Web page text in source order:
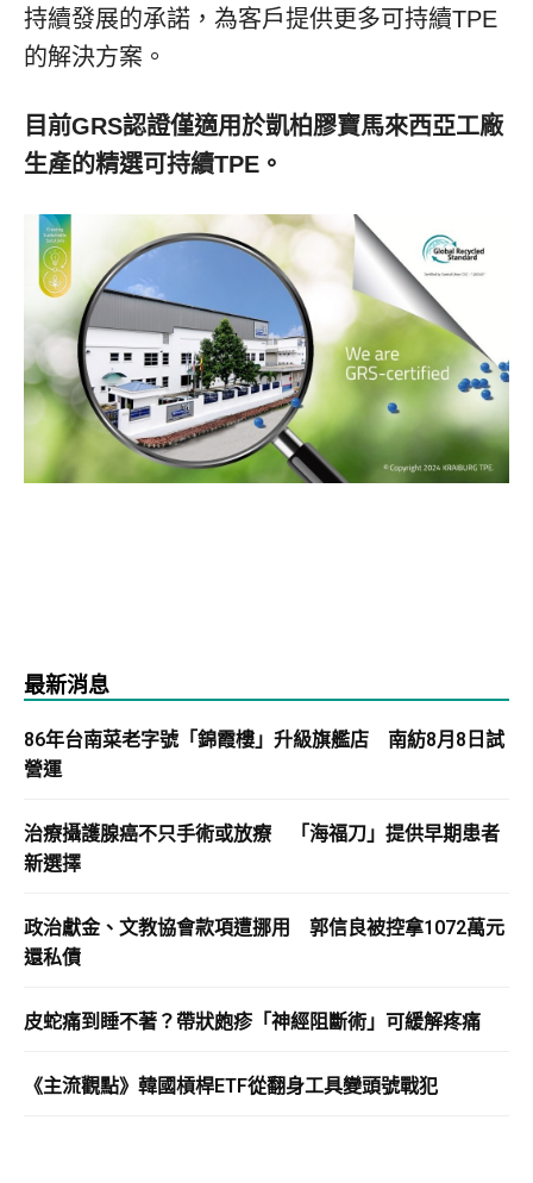
持續發展的承諾，為客戶提供更多可持續TPE
的解決方案。
目前GRS認證僅適用於凱柏膠寶馬來西亞工廠
生產的精選可持續TPE 。
最新消息
86年台南菜老字號「錦霞樓」升級旗艦店 南紡8月8日試
營運
治療攝護腺癌不只手術或放療 「海福刀」提供早期患者
新選擇
政治獻金、文教協會款項遭挪用 郭信良被控拿1072萬元
還私債
皮蛇痛到睡不著？帶狀皰疹「神經阻斷術」可緩解疼痛
《主流觀點》韓國槓桿ETF從翻身工具變頭號戰犯